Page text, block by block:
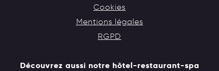
Cookies
Mentions légales
RGPD
Découvrez aussi notre hôtel-restaurant-spa